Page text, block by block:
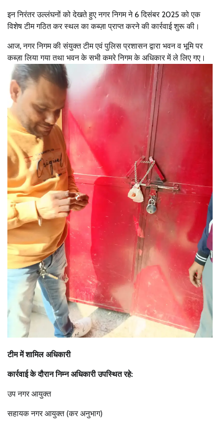
इन निरंतर उल्लंघनों को देखते हुए नगर निगम ने 6 दिसंबर 2025 को एक
विशेष टीम गठित कर स्थल का कब्ज़ा प्राप्त करने की कार्रवाई शुरू की।
आज, नगर निगम की संयुक्त टीम एवं पुलिस प्रशासन द्वारा भवन व भूमि पर
कब्ज़ा लिया गया तथा भवन के सभी कमरे निगम के अधिकार में ले लिए गए।
टीम में शामिल अधिकारी
कार्रवाई के दौरान निम्न अधिकारी उपस्थित रहे:
उप नगर आयुक्त
सहायक नगर आयुक्त (कर अनुभाग)